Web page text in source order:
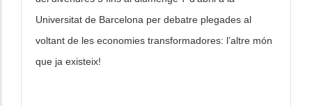
Universitat de Barcelona per debatre plegades al
voltant de les economies transformadores: l’altre món
que ja existeix!